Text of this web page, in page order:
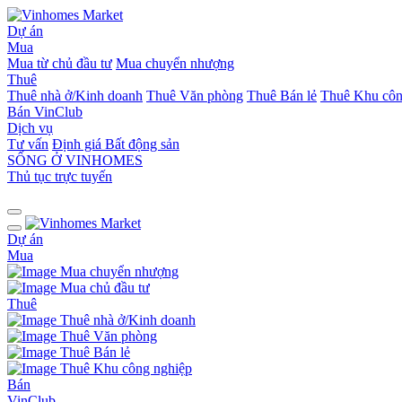
Dự án
Mua
Mua từ chủ đầu tư Mua chuyển nhượng
Thuê
Thuê nhà ở/Kinh doanh Thuê Văn phòng Thuê Bán lẻ Thuê Khu
Bán VinClub
Dịch vụ
Tư vấn Định giá Bất động sản
SỐNG Ở VINHOMES
Thủ tục trực tuyến
Dự án
Mua
Mua chuyển nhượng
Mua chủ đầu tư
Thuê
Thuê nhà ở/Kinh doanh
Thuê Văn phòng
Thuê Bán lẻ
Thuê Khu công nghiệp
Bán